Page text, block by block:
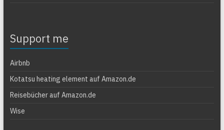
Support me
Airbnb
Kotatsu heating element auf Amazon.de
Reisebücher auf Amazon.de
Wise